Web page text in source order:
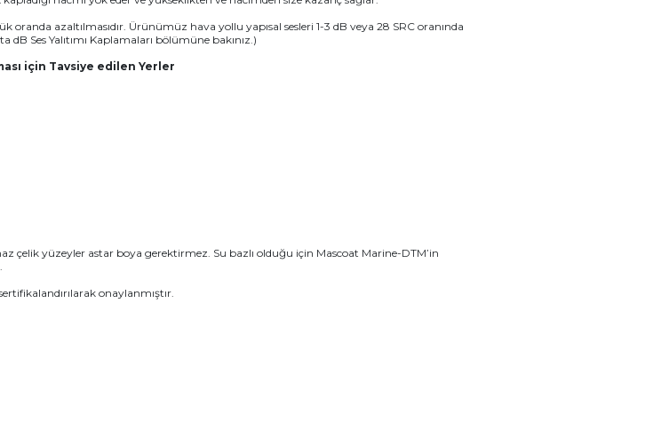
azaltılmasıdır. Ürünümüz hava yollu yapısal sesleri 1-3 dB veya 28 SRC oranında
Ses Yalıtımı Kaplamaları bölümüne bakınız.)
için Tavsiye edilen Yerler
yüzeyler astar boya gerektirmez. Su bazlı olduğu için Mascoat Marine-DTM’in
onaylanmıştır.